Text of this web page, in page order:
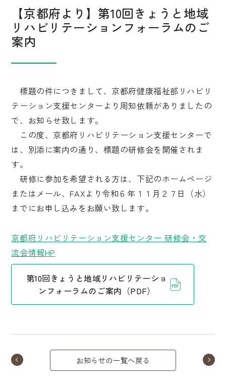
【京都府より】第10回きょうと地域
リハビリテーションフォーラムのご
案内
標題の件につきまして、京都府健康福祉部リハビリ
テーション支援センターより周知依頼がありましたの
で、お知らせ致します。
この度、京都府リハビリテーション支援センターで
は、別添に案内の通り、標題の研修会を開催されま
す。
研修に参加を希望される方は、下記のホームページ
またはメール、FAXより令和６年１１月２７日（水）
までにお申し込みをお願い致します。
京都府リハビリテーション支援センター 研修会・交
流会情報HP
第10回きょうと地域リハビリテーショ
ンフォーラムのご案内（PDF）
お知らせの一覧へ戻る